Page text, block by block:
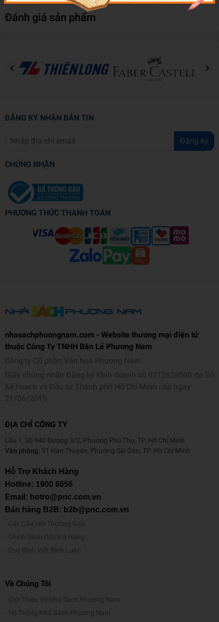
Đánh giá sản phẩm
ĐĂNG KÝ NHẬN BẢN TIN
Đăng ký
CHỨNG NHẬN
PHƯƠNG THỨC THANH TOÁN
nhasachphuongnam.com - Website thương mại điện tử
thuộc Công Ty TNHH Bán Lẻ Phương Nam
Công ty Cổ phần Văn hoá Phương Nam
Giấy chứng nhận Đăng ký Kinh doanh số 0312628590 do Sở
Kế hoạch và Đầu tư Thành phố Hồ Chí Minh cấp ngày
21/06/2019
ĐỊA CHỈ CÔNG TY
Lầu 1, Số 940 Đường 3/2, Phường Phú Thọ, TP. Hồ Chí Minh
Văn phòng: 31 Hàn Thuyên, Phường Sài Gòn, TP. Hồ Chí Minh
Hỗ Trợ Khách Hàng
Hotline: 1900 6656
Email: hotro@pnc.com.vn
Bán hàng B2B: b2b@pnc.com.vn
Các Câu Hỏi Thường Gặp
Chính Sách Đổi/Trả Hàng
Quy Định Viết Bình Luận
Về Chúng Tôi
Giới Thiệu Về Nhà Sách Phương Nam
Hệ Thống Nhà Sách Phương Nam